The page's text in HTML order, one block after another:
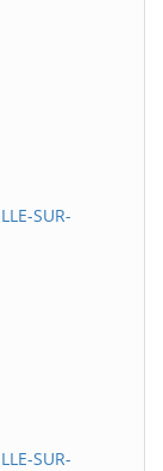
SUR-
SUR-